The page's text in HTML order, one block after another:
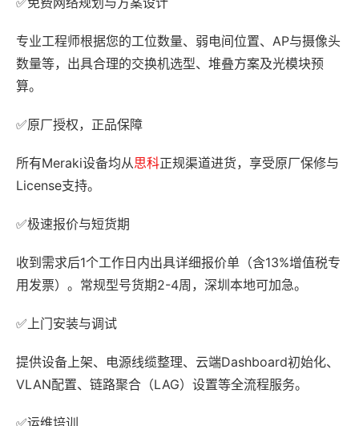
专业工程师根据您的工位数量、弱电间位置、AP与摄像头
数量等，出具合理的交换机选型、堆叠方案及光模块预
算。
✅原厂授权，正品保障
所有Meraki设备均从思科正规渠道进货，享受原厂保修与
License支持。
✅极速报价与短货期
收到需求后1个工作日内出具详细报价单（含13%增值税专
用发票）。常规型号货期2-4周，深圳本地可加急。
✅上门安装与调试
提供设备上架、电源线缆整理、云端Dashboard初始化、
VLAN配置、链路聚合（LAG）设置等全流程服务。
✅运维培训